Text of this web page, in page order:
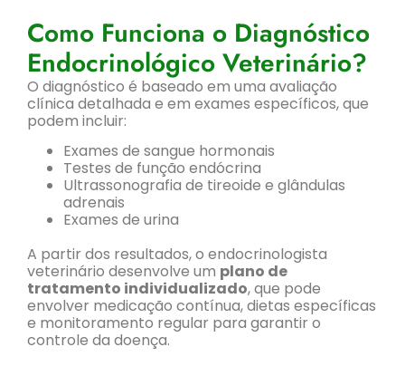
Como Funciona o Diagnóstico
Endocrinológico Veterinário?
O diagnóstico é baseado em uma avaliação
clínica detalhada e em exames específicos, que
podem incluir:
Exames de sangue hormonais
Testes de função endócrina
Ultrassonografia de tireoide e glândulas
adrenais
Exames de urina
A partir dos resultados, o endocrinologista
veterinário desenvolve um plano de
tratamento individualizado, que pode
envolver medicação contínua, dietas específicas
e monitoramento regular para garantir o
controle da doença.